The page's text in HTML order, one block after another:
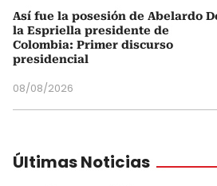
Así fue la posesión de Abelardo
la Espriella presidente de
Colombia: Primer discurso
presidencial
08/08/2026
Últimas Noticias